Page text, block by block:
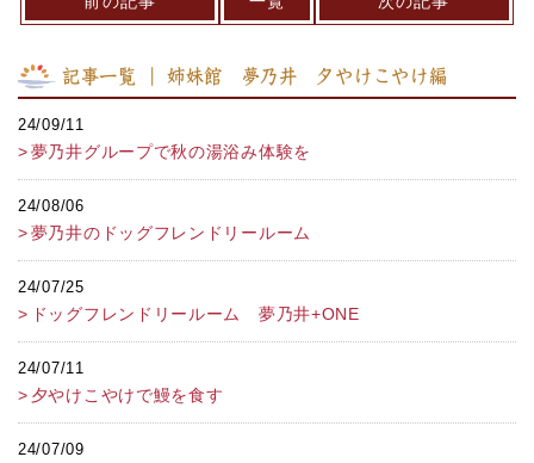
記事一覧 ｜ 姉妹館 夢乃井 夕やけこやけ編
24/09/11
夢乃井グループで秋の湯浴み体験を
24/08/06
夢乃井のドッグフレンドリールーム
24/07/25
ドッグフレンドリールーム 夢乃井+ONE
24/07/11
夕やけこやけで鰻を食す
24/07/09